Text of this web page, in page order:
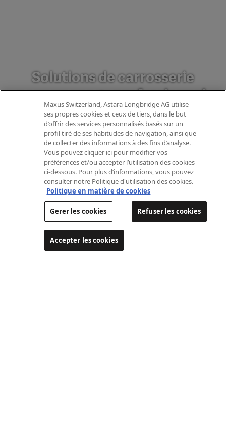
Solutions de carrosserie
pour un usage professionnel.
Le MAXUS Deliver 9 constitue une
base robuste pour divers
aménagements tels que caisse,
plateau ou benne tri‑bennes.
Des partenaires carrossiers certifiés
en Suisse garantissent une
intégration précise, une charge utile
optimale et une adaptation parfaite
aux exigences de chaque secteur.
Découvrir les carrosseries
Maxus Switzerland, Astara Longbridge AG utilise
ses propres cookies et ceux de tiers, dans le but
d’offrir des services personnalisés basés sur un
profil tiré de ses habitudes de navigation, ainsi que
de collecter des informations à des fins d’analyse.
Vous pouvez cliquer ici pour modifier vos
préférences et/ou accepter l’utilisation des cookies
ci-dessous. Pour plus d’informations, vous pouvez
consulter notre Politique d'utilisation des cookies.
Politique en matière de cookies
Gerer les cookies Refuser les cookies
Accepter les cookies